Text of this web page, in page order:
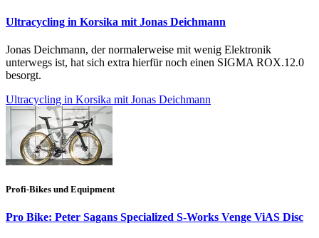
Ultracycling in Korsika mit Jonas Deichmann
Jonas Deichmann, der normalerweise mit wenig Elektronik
unterwegs ist, hat sich extra hierfür noch einen SIGMA ROX.12.0
besorgt.
Ultracycling in Korsika mit Jonas Deichmann
Profi-Bikes und Equipment
Pro Bike: Peter Sagans Specialized S-Works Venge ViAS Disc